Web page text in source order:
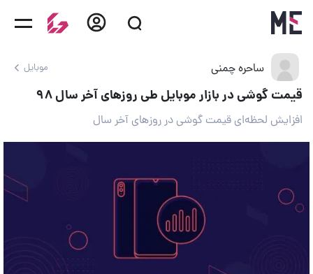
ساحره چمنی موبایل
قیمت گوشی در بازار موبایل طی روزهای آخر سال ۹۸
افزایش لحظه‌ای قیمت گوشی در روزهای آخر سال